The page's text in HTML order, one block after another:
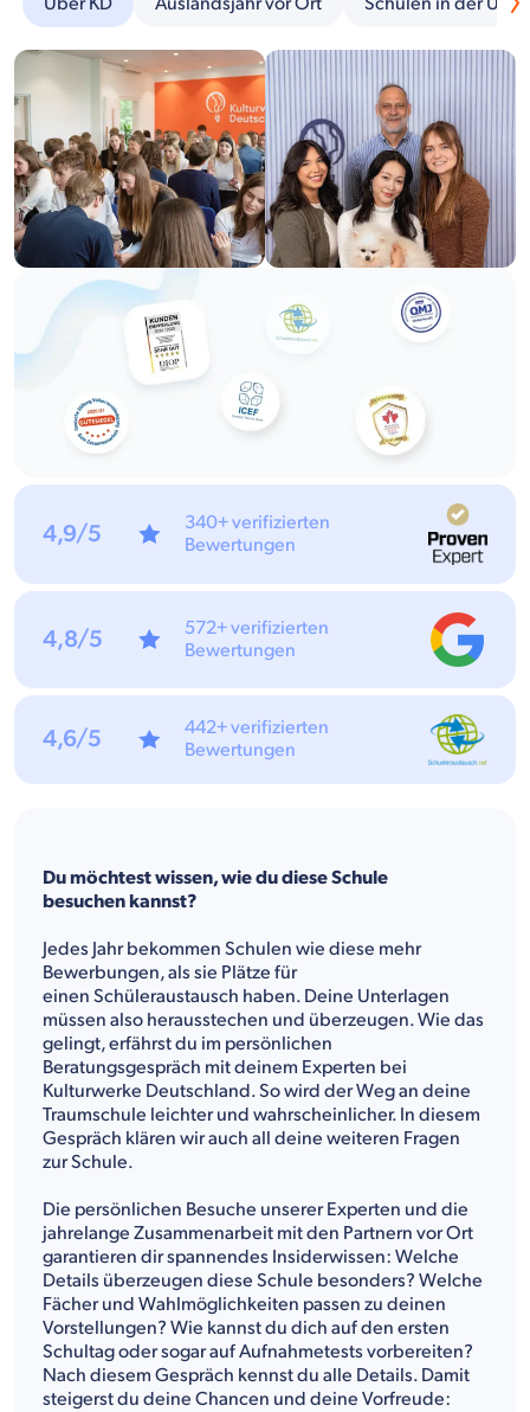
Du möchtest wissen, wie du diese Schule
besuchen kannst?
Jedes Jahr bekommen Schulen wie diese mehr
Bewerbungen, als sie Plätze für
einen Schüleraustausch haben. Deine Unterlagen
müssen also herausstechen und überzeugen. Wie das
gelingt, erfährst du im persönlichen
Beratungsgespräch mit deinem Experten bei
Kulturwerke Deutschland. So wird der Weg an deine
Traumschule leichter und wahrscheinlicher. In diesem
Gespräch klären wir auch all deine weiteren Fragen
zur Schule.
Die persönlichen Besuche unserer Experten und die
jahrelange Zusammenarbeit mit den Partnern vor Ort
garantieren dir spannendes Insiderwissen: Welche
Details überzeugen diese Schule besonders? Welche
Fächer und Wahlmöglichkeiten passen zu deinen
Vorstellungen? Wie kannst du dich auf den ersten
Schultag oder sogar auf Aufnahmetests vorbereiten?
Nach diesem Gespräch kennst du alle Details. Damit
steigerst du deine Chancen und deine Vorfreude:
4,9/5
340+ verifizierten
Bewertungen
4,8/5
572+ verifizierten
Bewertungen
4,6/5
442+ verifizierten
Bewertungen